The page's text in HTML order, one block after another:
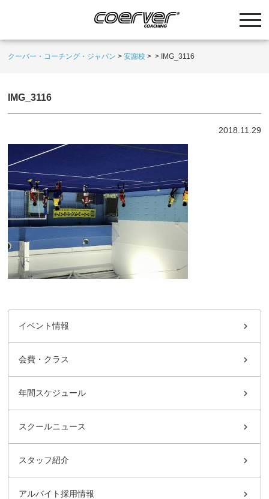
クーバー・コーチング・ジャパン >安謝校 > > IMG_3116
IMG_3116
2018.11.29
イベント情報
会費・クラス
年間スケジュール
スクールニュース
スタッフ紹介
アルバイト採用情報